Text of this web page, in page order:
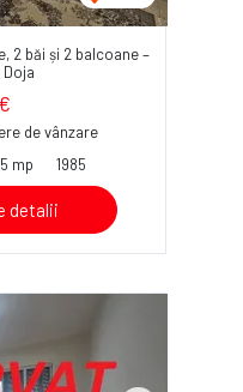
2 băi și 2 balcoane –
Doja
de vânzare
mp 1985
detalii